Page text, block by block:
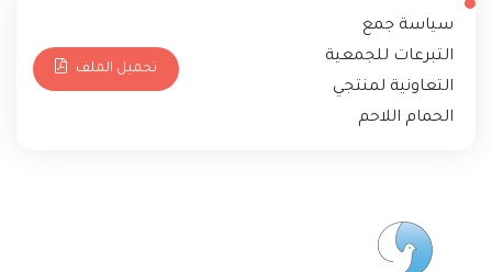
سياسة جمع
التبرعات للجمعية
التعاونية لمنتجي
الحمام اللاحم
تحميل الملف